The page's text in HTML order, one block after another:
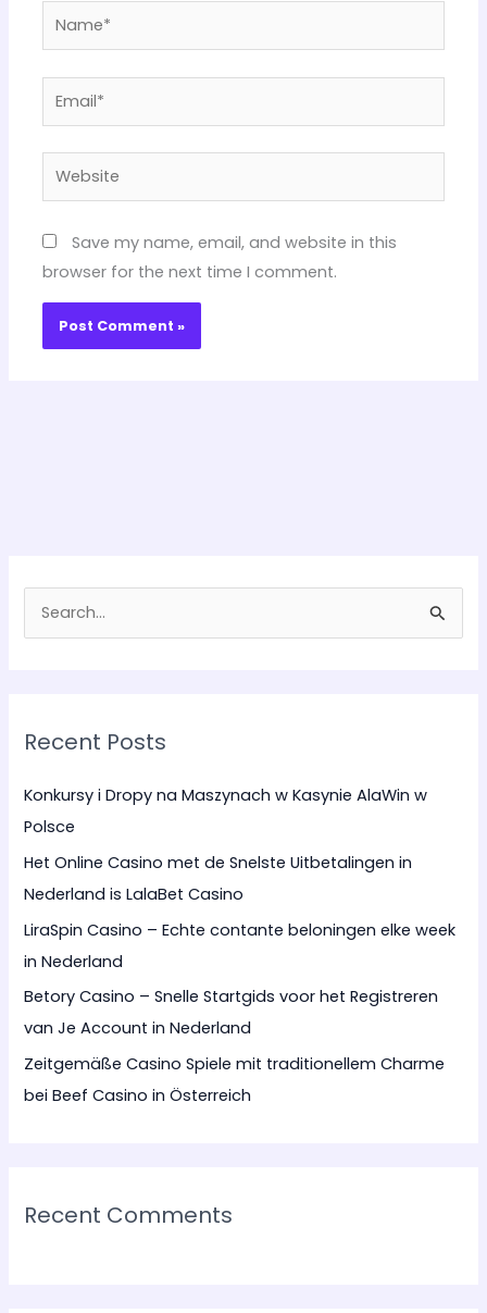
Name*
Website
Save my name, email, and website in this
browser for the next time I comment.
c
f
o
r
:
Recent Posts
Konkursy i Dropy na Maszynach w Kasynie AlaWin w
Polsce
Het Online Casino met de Snelste Uitbetalingen in
Nederland is LalaBet Casino
LiraSpin Casino – Echte contante beloningen elke week
in Nederland
Betory Casino – Snelle Startgids voor het Registreren
van Je Account in Nederland
Zeitgemäße Casino Spiele mit traditionellem Charme
bei Beef Casino in Österreich
Recent Comments